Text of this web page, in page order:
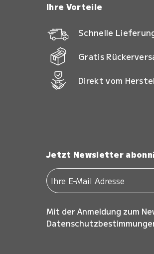
Ihre Vorteile
Schnelle
Gratis
Direkt vom
Jetzt Newsletter
Mit der Anmeldung zum